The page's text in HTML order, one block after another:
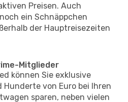
Preisen. Auch
ein Schnäppchen
der Hauptreisezeiten
Mitglieder
können Sie exklusive
von Euro bei Ihren
sparen, neben vielen